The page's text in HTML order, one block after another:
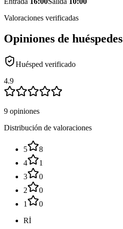
Valoraciones verificadas
Opiniones de huéspedes
Huésped verificado
4.9
9 opiniones
Distribución de valoraciones
5
8
4
1
3
0
2
0
1
0
Rİ